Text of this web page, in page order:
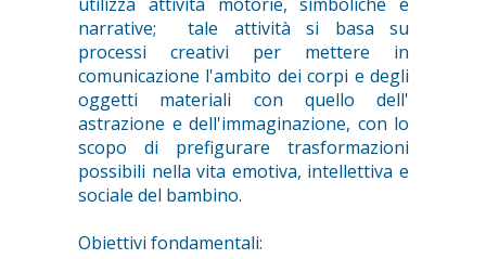
narrative; tale attività si basa su
processi creativi per mettere in
comunicazione l'ambito dei corpi e degli
oggetti materiali con quello dell'
astrazione e dell'immaginazione, con lo
scopo di prefigurare trasformazioni
possibili nella vita emotiva, intellettiva e
sociale del bambino.
Obiettivi fondamentali: